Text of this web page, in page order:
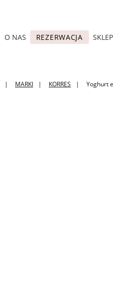
O NAS REZERWACJA
MARKI KORRES Yoghurt